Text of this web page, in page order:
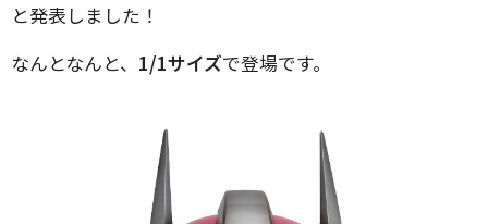
と発表しました！
なんとなんと、 1/1サイズで登場です。